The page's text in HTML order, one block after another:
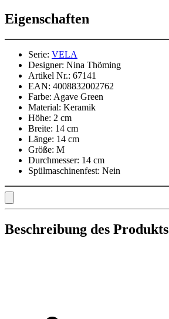
Eigenschaften
Serie: VELA
Designer: Nina Thöming
Artikel Nr.: 67141
EAN: 4008832002762
Farbe: Agave Green
Material: Keramik
Höhe: 2 cm
Breite: 14 cm
Länge: 14 cm
Größe: M
Durchmesser: 14 cm
Spülmaschinenfest: Nein
Beschreibung des Produkts